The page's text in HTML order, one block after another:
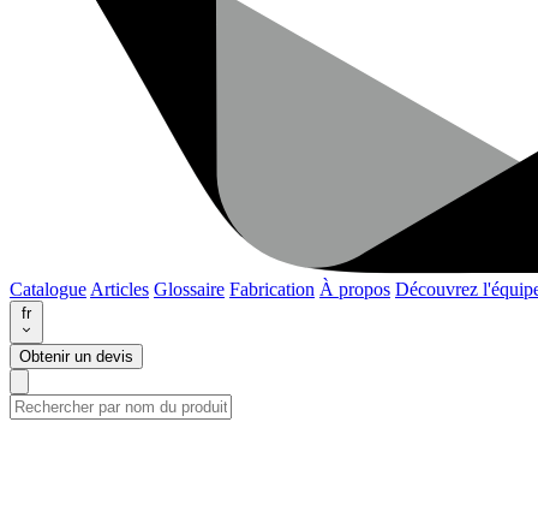
Catalogue Articles Glossaire Fabrication À propos Découvrez
fr
Obtenir un devis